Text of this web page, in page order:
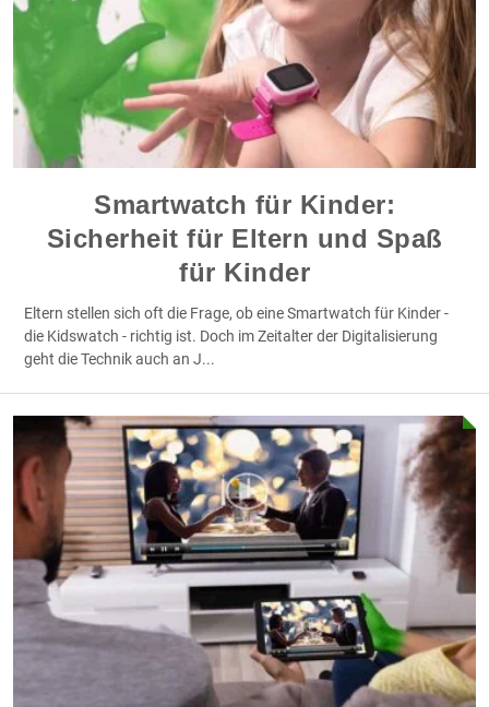
Smartwatch für Kinder:
Sicherheit für Eltern und Spaß
für Kinder
Eltern stellen sich oft die Frage, ob eine Smartwatch für Kinder -
die Kidswatch - richtig ist. Doch im Zeitalter der Digitalisierung
geht die Technik auch an J...